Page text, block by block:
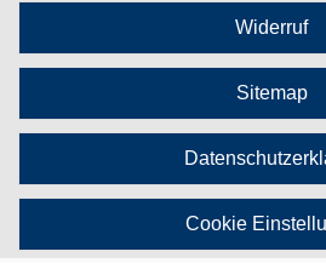
Widerruf
Sitemap
Cookie